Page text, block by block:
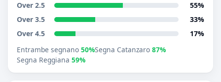
Over 2.5
55%
Over 3.5
33%
Over 4.5
17%
Entrambe segnano 50%Segna Catanzaro 87%
Segna Reggiana 59%